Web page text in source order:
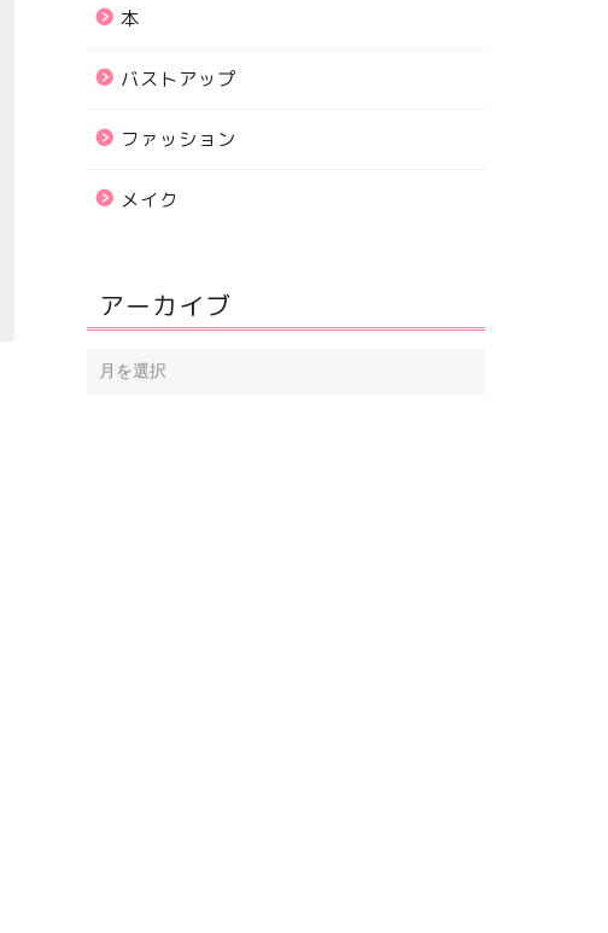
本
バストアップ
ファッション
メイク
アーカイブ